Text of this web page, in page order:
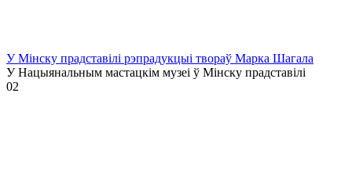
У Мінску прадставілі рэпрадукцыі твораў Марка Шагала
У Нацыянальным мастацкім музеі ў Мінску прадставілі
02